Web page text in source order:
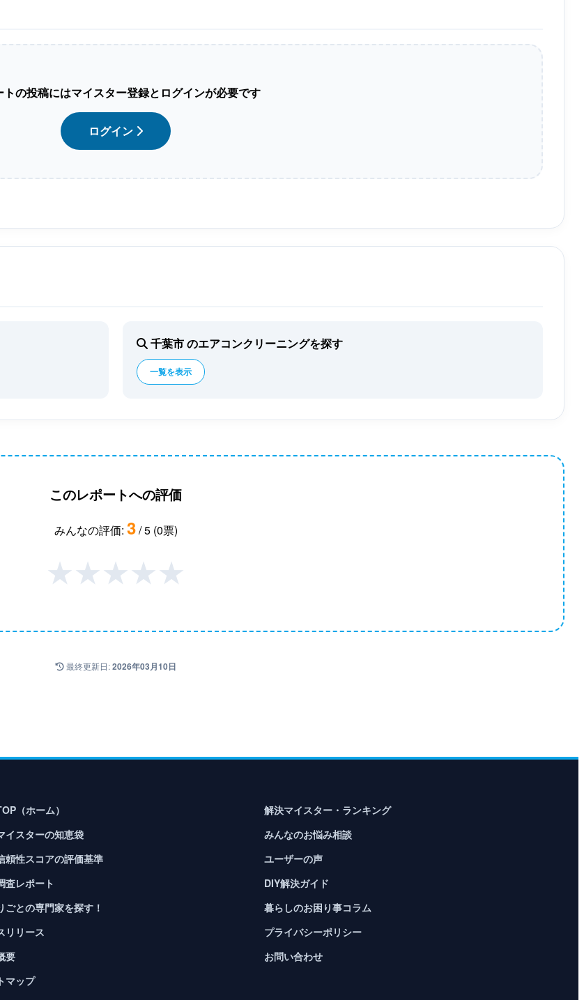
トの投稿にはマイスター登録とログインが必要です
ログイン
千葉市 のエアコンクリーニングを探す
一覧を表示
このレポートへの評価
みんなの評価: 3/ 5 (0票)
★★★★★
最終更新日:2026年03月10日
（ホーム）
解決マイスター・ランキング
イスターの知恵袋
みんなのお悩み相談
頼性スコアの評価基準
ユーザーの声
査レポート
DIY解決ガイド
ごとの専門家を探す！
暮らしのお困り事コラム
リリース
プライバシーポリシー
要
お問い合わせ
マップ